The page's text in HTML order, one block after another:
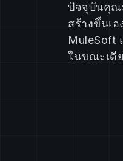
ปัจจุบันคุณ
สร้างขึ้นเ
MuleSoft
ในขณะเดี